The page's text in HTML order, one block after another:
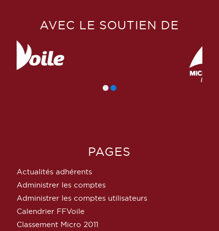
AVEC LE SOUTIEN DE
PAGES
Actualités adhérents
Administrer les comptes
Administrer les comptes utilisateurs
Calendrier FFVoile
Classement Micro 2011